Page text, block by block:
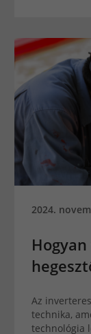
2024.
Az
technika,
technológia